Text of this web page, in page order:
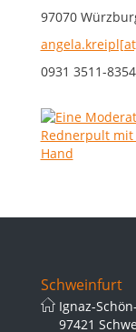
97070
0931 3511-8354
Schweinfurt
Ignaz-
97421